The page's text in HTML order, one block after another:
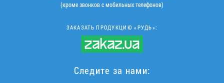
(кроме звонков с мобильных телефонов)
ЗАКАЗАТЬ ПРОДУКЦИЮ «РУДЬ»:
Следите за нами: